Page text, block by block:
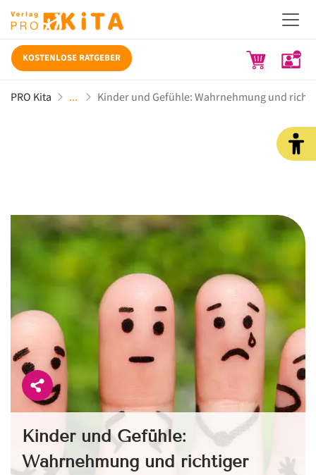
KOSTENLOSE RATGEBER
PRO Kita Kinder und Gefühle: Wahrnehmung und
Kinder und Gefühle:
Wahrnehmung und richtiger